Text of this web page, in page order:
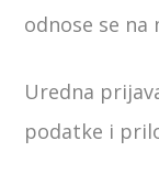
odnose se na
Uredna
podatke i